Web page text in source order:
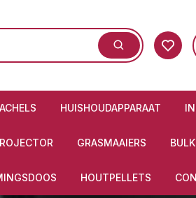
HUISHOUDAPPARAAT
GRASMAAIERS
HOUTPELLETS